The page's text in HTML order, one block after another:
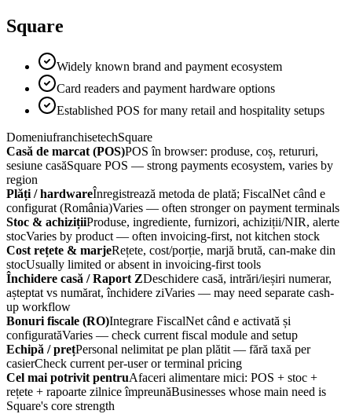
Square
Widely known brand and payment ecosystem
Card readers and payment hardware options
Established POS for many retail and hospitality setups
DomeniufranchisetechSquare
Casă de marcat (POS)POS în browser: produse, coș, retururi,
sesiune casăSquare POS — strong payments ecosystem, varies by
region
Plăți / hardwareÎnregistrează metoda de plată; FiscalNet când e
configurat (România)Varies — often stronger on payment terminals
Stoc & achizițiiProduse, ingrediente, furnizori, achiziții/NIR, alerte
stocVaries by product — often invoicing-first, not kitchen stock
Cost rețete & marjeRețete, cost/porție, marjă brută, can-make din
stocUsually limited or absent in invoicing-first tools
Închidere casă / Raport ZDeschidere casă, intrări/ieșiri numerar,
așteptat vs numărat, închidere ziVaries — may need separate cash-
up workflow
Bonuri fiscale (RO)Integrare FiscalNet când e activată și
configuratăVaries — check current fiscal module and setup
Echipă / prețPersonal nelimitat pe plan plătit — fără taxă per
casierCheck current per-user or terminal pricing
Cel mai potrivit pentruAfaceri alimentare mici: POS + stoc +
rețete + rapoarte zilnice împreunăBusinesses whose main need is
Square's core strength